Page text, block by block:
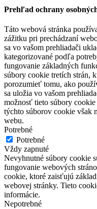
Prehľad ochrany
Táto webová stránka
zážitku pri prechádzaní
sa vo vašom prehliadači
kategorizované podľa
fungovanie základných
súbory cookie tretích strán,
porozumieť tomu, ako
sa uložia vo vašom
možnosť tieto súbory
týchto súborov cookie však
webu.
Potrebné
Potrebné
Vždy zapnuté
Nevyhnutné súbory cookie
fungovanie webových
cookie, ktoré zaisťujú
webovej stránky. Tieto
informácie.
Nepotrebné